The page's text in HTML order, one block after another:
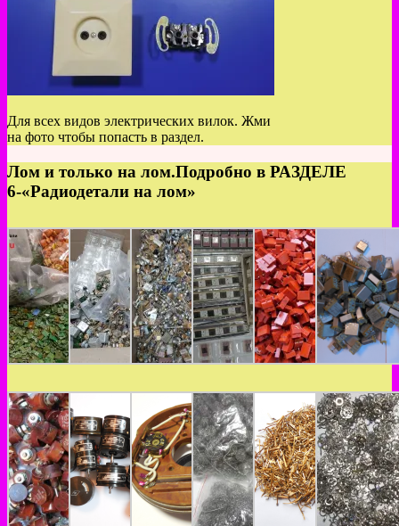
Для всех видов электрических вилок. Жми
на фото чтобы попасть в раздел.
Лом и только на лом.Подробно в РАЗДЕЛЕ
6-«Радиодетали на лом»